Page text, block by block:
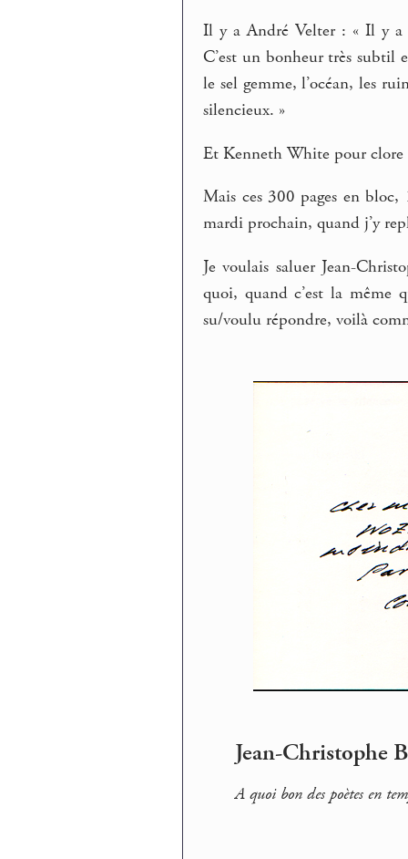
Il y a André Velter : « Il y a
C’est un bonheur très subtil
le sel gemme, l’océan, les
silencieux. »
Et Kenneth White pour clore
Mais ces 300 pages en
mardi prochain, quand j’y
Je voulais saluer Jean-
quoi, quand c’est la même
su/voulu répondre, voilà
Jean-Christophe
A quoi bon des poètes en